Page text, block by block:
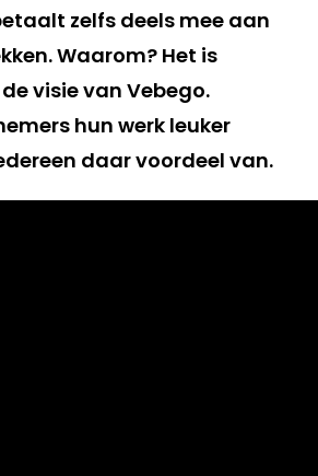
zelfs deels mee aan
Waarom? Het is
visie van Vebego.
hun werk leuker
daar voordeel van.